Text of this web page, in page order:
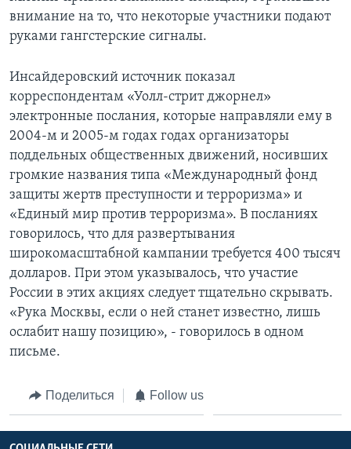
внимание на то, что некоторые участники подают
руками гангстерские сигналы.
Инсайдеровский источник показал
корреспондентам «Уолл-стрит джорнел»
электронные послания, которые направляли ему в
2004-м и 2005-м годах годах организаторы
поддельных общественных движений, носивших
громкие названия типа «Международный фонд
защиты жертв преступности и терроризма» и
«Единый мир против терроризма». В посланиях
говорилось, что для развертывания
широкомасштабной кампании требуется 400 тысяч
долларов. При этом указывалось, что участие
России в этих акциях следует тщательно скрывать.
«Рука Москвы, если о ней станет известно, лишь
ослабит нашу позицию», - говорилось в одном
письме.
Поделиться Follow us